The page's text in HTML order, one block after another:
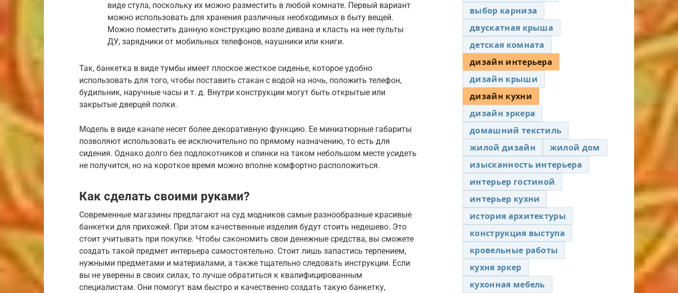
виде стула, поскольку их можно разместить в любой комнате. Первый вариант
можно использовать для хранения различных необходимых в быту вещей.
Можно поместить данную конструкцию возле дивана и класть на нее пульты
ДУ, зарядники от мобильных телефонов, наушники или книги.
Так, банкетка в виде тумбы имеет плоское жесткое сиденье, которое удобно
использовать для того, чтобы поставить стакан с водой на ночь, положить телефон,
будильник, наручные часы и т. д. Внутри конструкции могут быть открытые или
закрытые дверцей полки.
Модель в виде канапе несет более декоративную функцию. Ее миниатюрные габариты
позволяют использовать ее исключительно по прямому назначению, то есть для
сидения. Однако долго без подлокотников и спинки на таком небольшом месте усидеть
не получится, но на короткое время можно вполне комфортно расположиться.
Как сделать своими руками?
Современные магазины предлагают на суд модников самые разнообразные красивые
банкетки для прихожей. При этом качественные изделия будут стоить недешево. Это
стоит учитывать при покупке. Чтобы сэкономить свои денежные средства, вы сможете
создать такой предмет интерьера самостоятельно. Стоит лишь запастись терпением,
нужными предметами и материалами, а также тщательно следовать инструкции. Если
вы не уверены в своих силах, то лучше обратиться к квалифицированным
специалистам. Они помогут вам быстро и качественно создать такую банкетку,
выбор карниза
двускатная крыша
детская комната
дизайн интерьера
дизайн крыши
дизайн кухни
дизайн эркера
домашний текстиль
жилой дизайн
жилой дом
изысканность интерьера
интерьер гостиной
интерьер кухни
история архитектуры
конструкция выступа
кровельные работы
кухня эркер
кухонная мебель